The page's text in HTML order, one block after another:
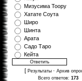
Мизуcима Тоору
Хатате Соута
Широ
Шинта
Арата
Садо Таро
Кейта
[ Результаты · Архив
Всего ответов: 173